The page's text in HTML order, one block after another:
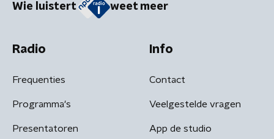
Wie luistert weet meer
Radio
Frequenties
Programma's
Presentatoren
Info
Contact
Veelgestelde vragen
App de studio